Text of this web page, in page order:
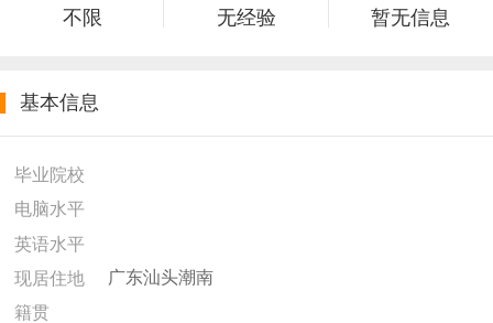
不限 无经验 暂无信息
基本信息
毕业院校
电脑水平
英语水平
现居住地
广东汕头潮南
籍贯